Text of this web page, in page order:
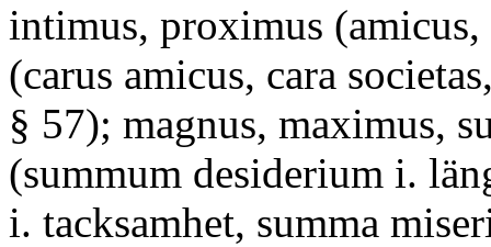
intimus, proximus
(carus amicus, cara
§ 57); magnus, maximus,
(summum desiderium i.
i. tacksamhet, summa